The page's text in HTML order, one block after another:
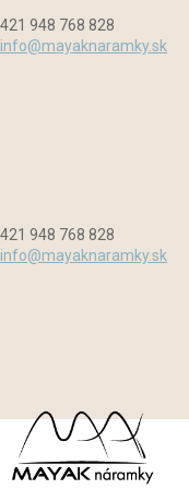
na
421 948 768 828
info@mayaknaramky.sk
421 948 768 828
info@mayaknaramky.sk